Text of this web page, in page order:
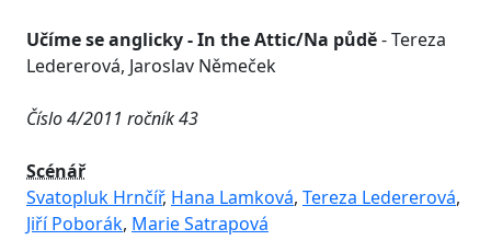
Učíme se anglicky - In the Attic/Na půdě- Tereza
Ledererová, Jaroslav Němeček
Číslo 4/2011 ročník 43
Scénář
Svatopluk Hrnčíř, Hana Lamková, Tereza Ledererová,
Jiří Poborák, Marie Satrapová